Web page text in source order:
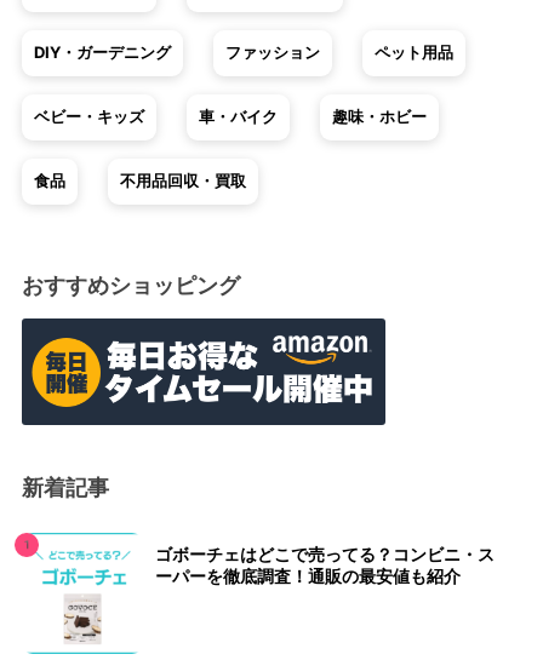
DIY・ガーデニング ファッション ペット用品
ベビー・キッズ 車・バイク 趣味・ホビー
食品 不用品回収・買取
おすすめショッピング
新着記事
ゴボーチェはどこで売ってる？コンビニ・ス
ーパーを徹底調査！通販の最安値も紹介